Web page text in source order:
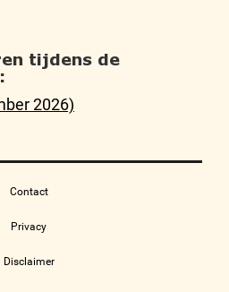
tijdens de
2026)
Contact
Privacy
Disclaimer